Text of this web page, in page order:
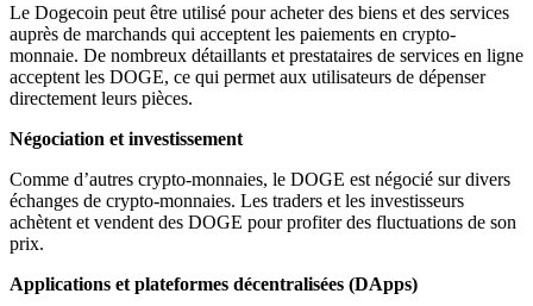
Le Dogecoin peut être utilisé pour acheter des biens et des services
auprès de marchands qui acceptent les paiements en crypto-
monnaie. De nombreux détaillants et prestataires de services en ligne
acceptent les DOGE, ce qui permet aux utilisateurs de dépenser
directement leurs pièces.
Négociation et investissement
Comme d’autres crypto-monnaies, le DOGE est négocié sur divers
échanges de crypto-monnaies. Les traders et les investisseurs
achètent et vendent des DOGE pour profiter des fluctuations de son
prix.
Applications et plateformes décentralisées (DApps)